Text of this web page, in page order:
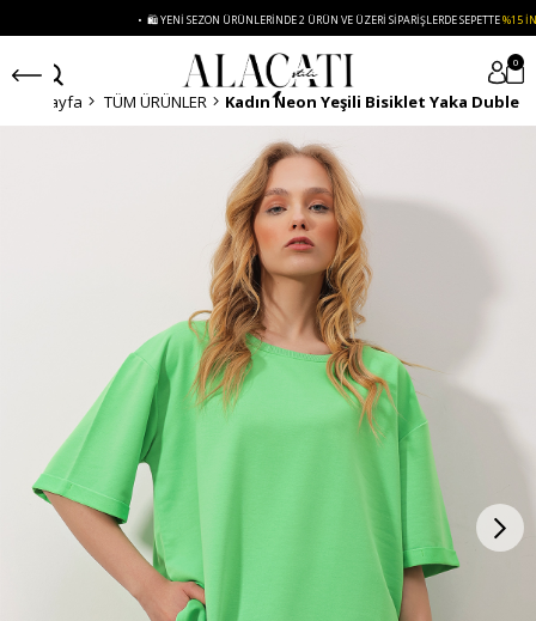
• 🛍️ YENI SEZON ÜRÜNLERINDE 2 ÜRÜN VE ÜZERI SIPARIŞLERDE SEPETTE%15 İNDIRIM
0
Anasayfa TÜM ÜRÜNLER